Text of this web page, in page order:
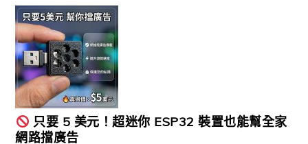
只要 5 美元！超迷你 ESP32 裝置也能幫全家
網路擋廣告